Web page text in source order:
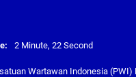
2 Minute, 22 Second
Wartawan Indonesia